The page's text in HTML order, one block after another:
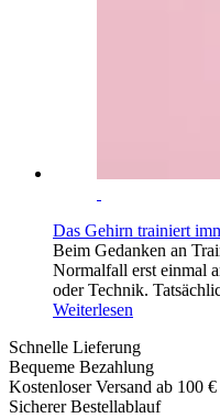
Das Gehirn trainiert
Beim Gedanken an
Normalfall erst einmal
oder Technik.
Weiterlesen
Schnelle Lieferung
Bequeme Bezahlung
Kostenloser Versand ab 100 €
Sicherer Bestellablauf